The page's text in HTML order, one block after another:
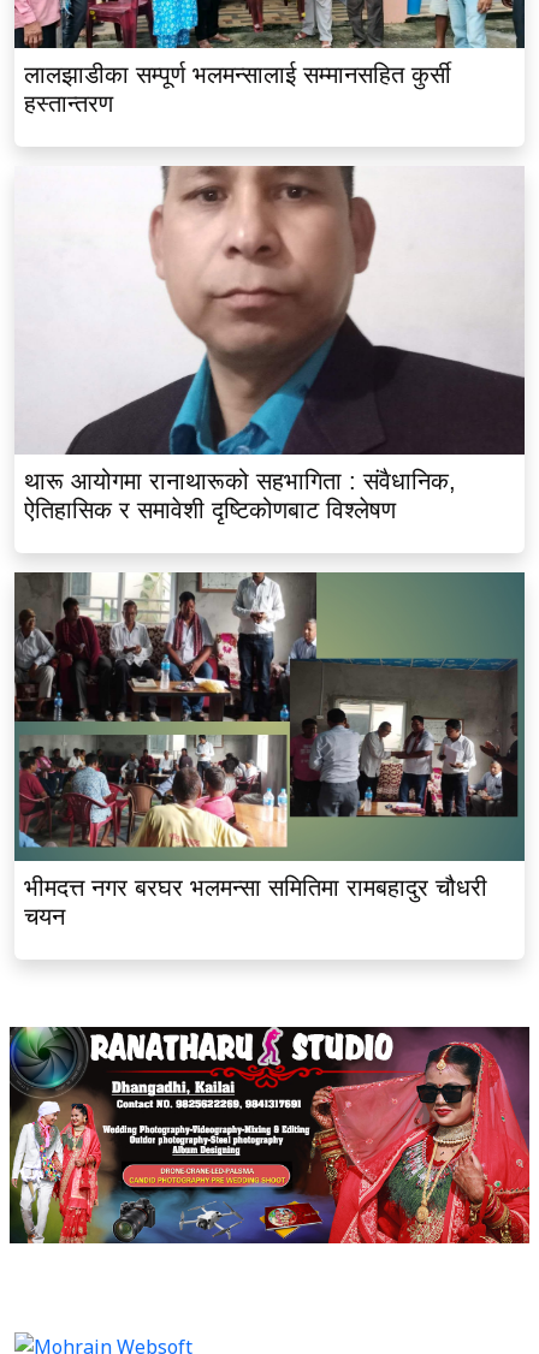
लालझाडीका सम्पूर्ण भलमन्सालाई सम्मानसहित कुर्सी
हस्तान्तरण
थारू आयोगमा रानाथारूको सहभागिता : संवैधानिक,
ऐतिहासिक र समावेशी दृष्टिकोणबाट विश्लेषण
भीमदत्त नगर बरघर भलमन्सा समितिमा रामबहादुर चौधरी
चयन